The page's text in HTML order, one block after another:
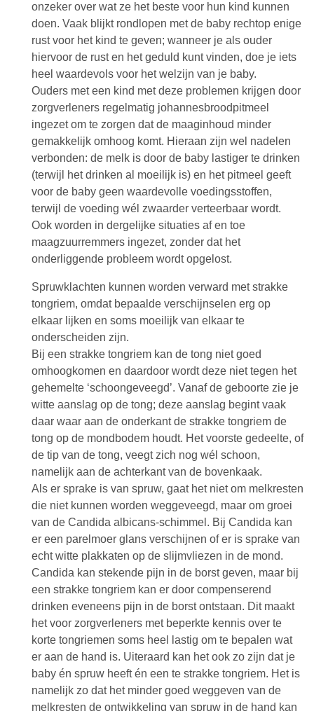
onzeker over wat ze het beste voor hun kind kunnen
doen. Vaak blijkt rondlopen met de baby rechtop enige
rust voor het kind te geven; wanneer je als ouder
hiervoor de rust en het geduld kunt vinden, doe je iets
heel waardevols voor het welzijn van je baby.
Ouders met een kind met deze problemen krijgen door
zorgverleners regelmatig johannesbroodpitmeel
ingezet om te zorgen dat de maaginhoud minder
gemakkelijk omhoog komt. Hieraan zijn wel nadelen
verbonden: de melk is door de baby lastiger te drinken
(terwijl het drinken al moeilijk is) en het pitmeel geeft
voor de baby geen waardevolle voedingsstoffen,
terwijl de voeding wél zwaarder verteerbaar wordt.
Ook worden in dergelijke situaties af en toe
maagzuurremmers ingezet, zonder dat het
onderliggende probleem wordt opgelost.
Spruwklachten kunnen worden verward met strakke
tongriem, omdat bepaalde verschijnselen erg op
elkaar lijken en soms moeilijk van elkaar te
onderscheiden zijn.
Bij een strakke tongriem kan de tong niet goed
omhoogkomen en daardoor wordt deze niet tegen het
gehemelte ‘schoongeveegd’. Vanaf de geboorte zie je
witte aanslag op de tong; deze aanslag begint vaak
daar waar aan de onderkant de strakke tongriem de
tong op de mondbodem houdt. Het voorste gedeelte, of
de tip van de tong, veegt zich nog wél schoon,
namelijk aan de achterkant van de bovenkaak.
Als er sprake is van spruw, gaat het niet om melkresten
die niet kunnen worden weggeveegd, maar om groei
van de Candida albicans-schimmel. Bij Candida kan
er een parelmoer glans verschijnen of er is sprake van
echt witte plakkaten op de slijmvliezen in de mond.
Candida kan stekende pijn in de borst geven, maar bij
een strakke tongriem kan er door compenserend
drinken eveneens pijn in de borst ontstaan. Dit maakt
het voor zorgverleners met beperkte kennis over te
korte tongriemen soms heel lastig om te bepalen wat
er aan de hand is. Uiteraard kan het ook zo zijn dat je
baby én spruw heeft én een te strakke tongriem. Het is
namelijk zo dat het minder goed weggeven van de
melkresten de ontwikkeling van spruw in de hand kan